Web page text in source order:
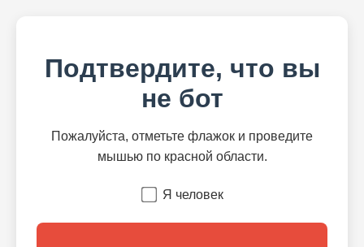
Подтвердите, что вы
не бот
Пожалуйста, отметьте флажок и проведите
мышью по красной области.
Я человек